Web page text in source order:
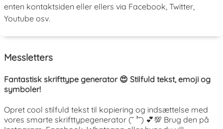
enten kontaktsiden eller ellers via Facebook, Twitter,
Youtube osv.
Messletters
Fantastisk skrifttype generator 😍 Stilfuld tekst, emoji og
symboler!
Opret cool stilfuld tekst til kopiering og indsættelse med
vores smarte skrifttypegenerator (˘ ³˘) 💕💯 Brug den på